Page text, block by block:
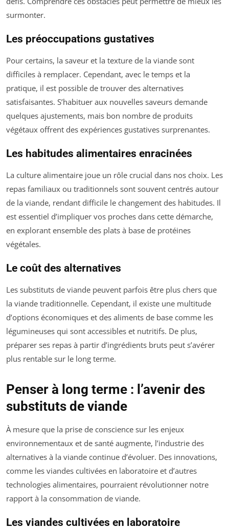
surmonter.
Les préoccupations gustatives
Pour certains, la saveur et la texture de la viande sont
difficiles à remplacer. Cependant, avec le temps et la
pratique, il est possible de trouver des alternatives
satisfaisantes. S’habituer aux nouvelles saveurs demande
quelques ajustements, mais bon nombre de produits
végétaux offrent des expériences gustatives surprenantes.
Les habitudes alimentaires enracinées
La culture alimentaire joue un rôle crucial dans nos choix. Les
repas familiaux ou traditionnels sont souvent centrés autour
de la viande, rendant difficile le changement des habitudes. Il
est essentiel d’impliquer vos proches dans cette démarche,
en explorant ensemble des plats à base de protéines
végétales.
Le coût des alternatives
Les substituts de viande peuvent parfois être plus chers que
la viande traditionnelle. Cependant, il existe une multitude
d’options économiques et des aliments de base comme les
légumineuses qui sont accessibles et nutritifs. De plus,
préparer ses repas à partir d’ingrédients bruts peut s’avérer
plus rentable sur le long terme.
Penser à long terme : l’avenir des
substituts de viande
À mesure que la prise de conscience sur les enjeux
environnementaux et de santé augmente, l’industrie des
alternatives à la viande continue d’évoluer. Des innovations,
comme les viandes cultivées en laboratoire et d’autres
technologies alimentaires, pourraient révolutionner notre
rapport à la consommation de viande.
Les viandes cultivées en laboratoire